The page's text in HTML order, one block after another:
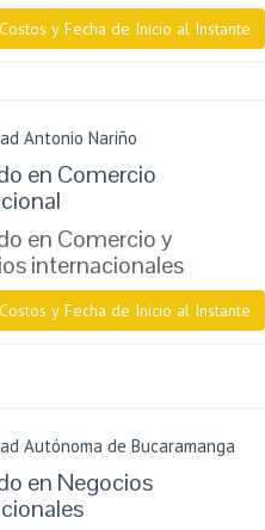
y Fecha de Inicio al Instante
Antonio Nariño
en Comercio
en Comercio y
internacionales
y Fecha de Inicio al Instante
Autónoma de Bucaramanga
en Negocios